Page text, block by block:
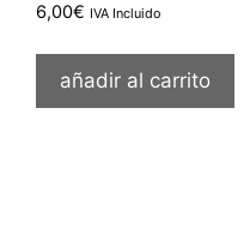
6,00€ IVA Incluido
añadir al carrito